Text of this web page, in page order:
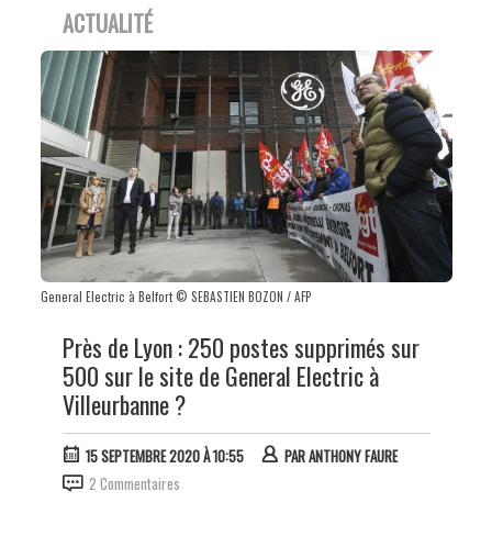
ACTUALITÉ
General Electric à Belfort © SEBASTIEN BOZON / AFP
Près de Lyon : 250 postes supprimés sur
500 sur le site de General Electric à
Villeurbanne ?
15 SEPTEMBRE 2020 À 10:55 PARANTHONY FAURE
2 Commentaires